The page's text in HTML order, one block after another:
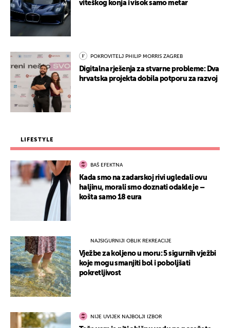
viteškog konja i visok samo metar
POKROVITELJ PHILIP MORRIS ZAGREB
Digitalna rješenja za stvarne probleme: Dva
hrvatska projekta dobila potporu za razvoj
LIFESTYLE
BAŠ EFEKTNA
Kada smo na zadarskoj rivi ugledali ovu
haljinu, morali smo doznati odakle je –
košta samo 18 eura
NAJSIGURNIJI OBLIK REKREACIJE
Vježbe za koljeno u moru: 5 sigurnih vježbi
koje mogu smanjiti bol i poboljšati
pokretljivost
NIJE UVIJEK NAJBOLJI IZBOR